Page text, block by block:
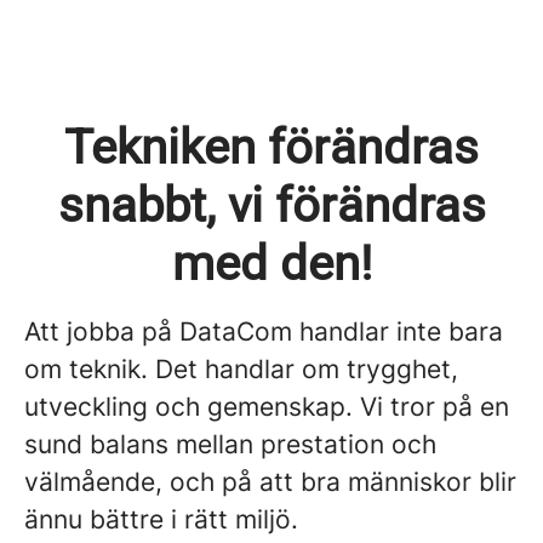
Tekniken förändras
snabbt, vi förändras
med den!
Att jobba på DataCom handlar inte bara
om teknik. Det handlar om trygghet,
utveckling och gemenskap. Vi tror på en
sund balans mellan prestation och
välmående, och på att bra människor blir
ännu bättre i rätt miljö.